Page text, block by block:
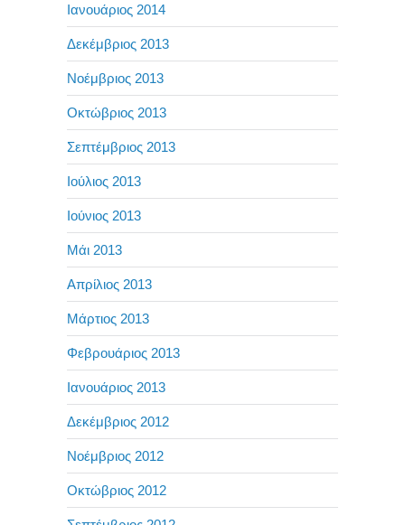
Ιανουάριος 2014
Δεκέμβριος 2013
Νοέμβριος 2013
Οκτώβριος 2013
Σεπτέμβριος 2013
Ιούλιος 2013
Ιούνιος 2013
Μάι 2013
Απρίλιος 2013
Μάρτιος 2013
Φεβρουάριος 2013
Ιανουάριος 2013
Δεκέμβριος 2012
Νοέμβριος 2012
Οκτώβριος 2012